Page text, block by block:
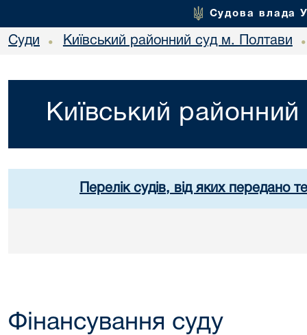
Судова влада
Суди • Київський районний суд м. Полтави •
Київський
Перелік судів, від яких передано
Фінансування суду